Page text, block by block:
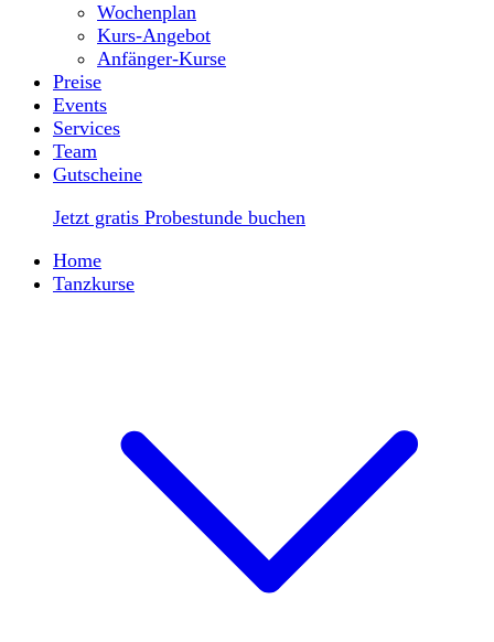
Wochenplan
Kurs-Angebot
Anfänger-Kurse
Preise
Events
Services
Team
Gutscheine
Jetzt gratis Probestunde buchen
Home
Tanzkurse